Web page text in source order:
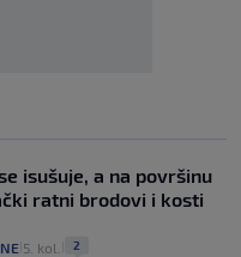
isušuje, a na površinu
ratni brodovi i kosti
5. kol. 2